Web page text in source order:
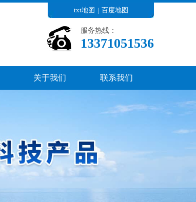
txt地图 | 百度地图
服务热线：
13371051536
关于我们 联系我们